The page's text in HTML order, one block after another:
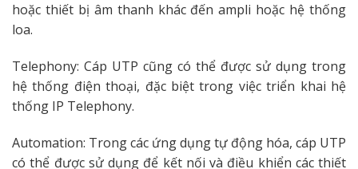
hoặc thiết bị âm thanh khác đến ampli hoặc hệ thống
loa.
Telephony: Cáp UTP cũng có thể được sử dụng trong
hệ thống điện thoại, đặc biệt trong việc triển khai hệ
thống IP Telephony.
Automation: Trong các ứng dụng tự động hóa, cáp UTP
có thể được sử dụng để kết nối và điều khiển các thiết